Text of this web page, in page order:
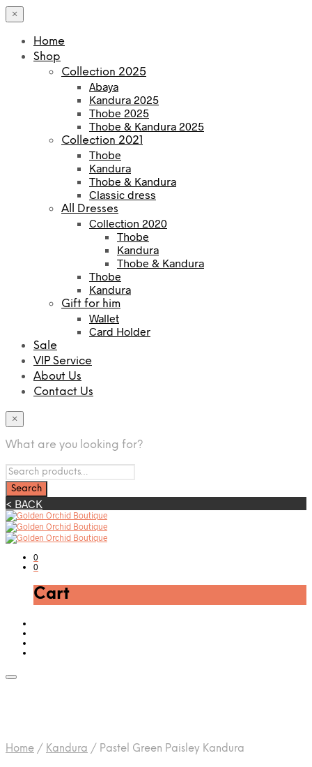
×
Home
Shop
Collection 2025
Abaya
Kandura 2025
Thobe 2025
Thobe & Kandura 2025
Collection 2021
Thobe
Kandura
Thobe & Kandura
Classic dress
All Dresses
Collection 2020
Thobe
Kandura
Thobe & Kandura
Thobe
Kandura
Gift for him
Wallet
Card Holder
Sale
VIP Service
About Us
Contact Us
×
What are you looking for?
< BACK
0
0
Cart
Home / Kandura / Pastel Green Paisley Kandura